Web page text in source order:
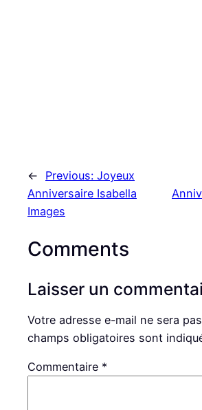
← Previous: Joyeux
Anniversaire Isabella
Images
Comments
Laisser un
Votre adresse e-mail ne sera
champs obligatoires sont
Commentaire *